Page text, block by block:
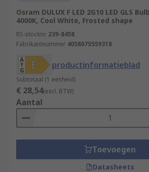
Osram DULUX F LED 2G10 LED GLS
4000K, Cool White, Frosted shape
RS-stocknr. 239-8458
Fabrikantnummer 4058075559318
productinformatieblad
Subtotaal (1 eenheid)
€ 28,54(excl. BTW)
Aantal
Toevoegen
Datasheets